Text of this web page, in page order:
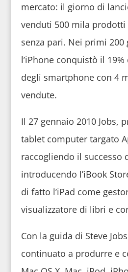
mercato: il giorno di
venduti 500 mila prodotti
senza pari. Nei primi
l’iPhone conquistò il
degli smartphone con 4
vendute.
Il 27 gennaio 2010 Jobs,
tablet computer targato
raccogliendo il successo
introducendo l’iBook
di fatto l’iPad come
visualizzatore di libri e
Con la guida di Steve
continuato a produrre e